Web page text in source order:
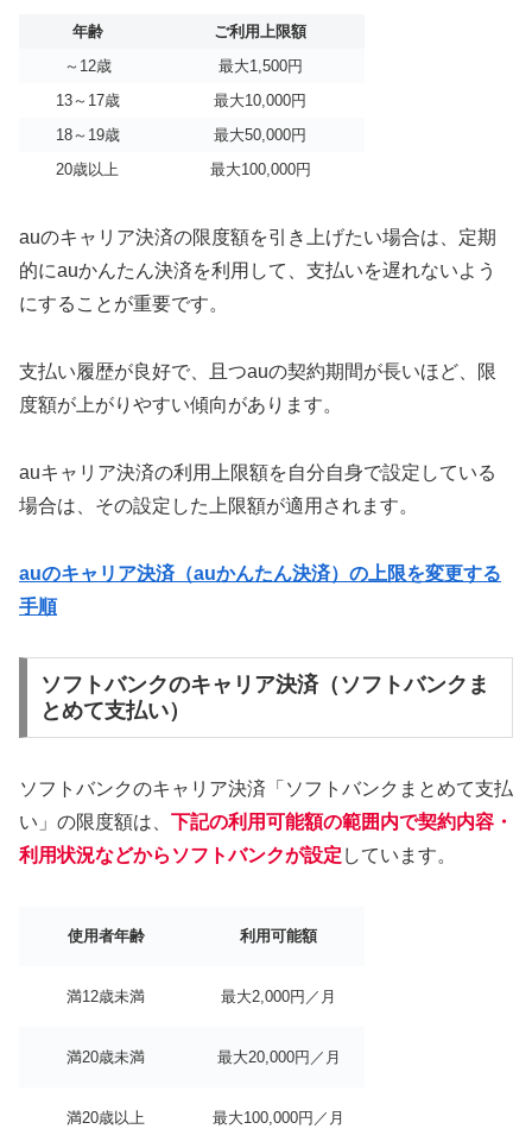
年齢
ご利用上限額
～12歳
最大1,500円
13～17歳
最大10,000円
18～19歳
最大50,000円
20歳以上
最大100,000円
auのキャリア決済の限度額を引き上げたい場合は、定期
的にauかんたん決済を利用して、支払いを遅れないよう
にすることが重要です。
支払い履歴が良好で、且つauの契約期間が長いほど、限
度額が上がりやすい傾向があります。
auキャリア決済の利用上限額を自分自身で設定している
場合は、その設定した上限額が適用されます。
auのキャリア決済（auかんたん決済）の上限を変更する
手順
ソフトバンクのキャリア決済（ソフトバンクま
とめて支払い）
ソフトバンクのキャリア決済「ソフトバンクまとめて支払
い」の限度額は、 下記の利用可能額の範囲内で契約内容・
利用状況などからソフトバンクが設定 しています。
使用者年齢 利用可能額
満12歳未満 最大2,000円／月
満20歳未満 最大20,000円／月
満20歳以上 最大100,000円／月